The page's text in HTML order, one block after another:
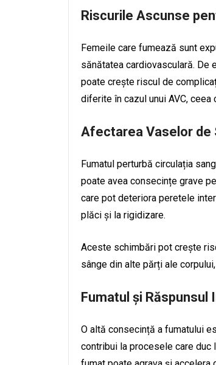
Riscurile Ascunse
Femeile care fumează sunt
sănătatea cardiovasculară.
poate crește riscul de
diferite în cazul unui AVC,
Afectarea Vaselor de
Fumatul perturbă circulația
poate avea consecințe grave
care pot deteriora peretele
plăci și la rigidizare.
Aceste schimbări pot crește
sânge din alte părți ale
Fumatul și Răspunsul
O altă consecință a fumatului
contribui la procesele care